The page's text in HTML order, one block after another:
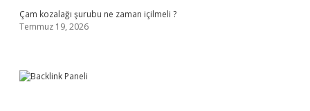
Çam kozalağı şurubu ne zaman içilmeli ?
Temmuz 19, 2026